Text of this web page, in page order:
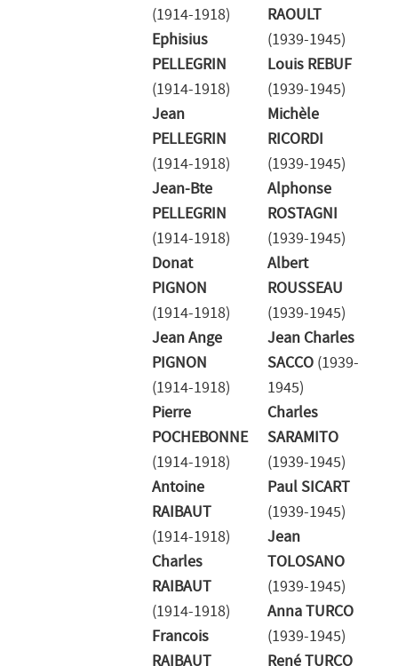
(1914-1918)
Ephisius
PELLEGRIN
(1914-1918)
Jean
PELLEGRIN
(1914-1918)
Jean-Bte
PELLEGRIN
(1914-1918)
Donat
PIGNON
(1914-1918)
Jean Ange
PIGNON
(1914-1918)
Pierre
POCHEBONNE
(1914-1918)
Antoine
RAIBAUT
(1914-1918)
Charles
RAIBAUT
(1914-1918)
Francois
RAIBAUT
RAOULT
(1939-1945)
Louis REBUF
(1939-1945)
Michèle
RICORDI
(1939-1945)
Alphonse
ROSTAGNI
(1939-1945)
Albert
ROUSSEAU
(1939-1945)
Jean Charles
SACCO (1939-
1945)
Charles
SARAMITO
(1939-1945)
Paul SICART
(1939-1945)
Jean
TOLOSANO
(1939-1945)
Anna TURCO
(1939-1945)
René TURCO